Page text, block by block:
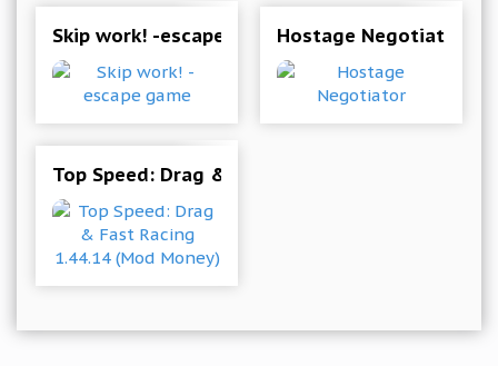
Skip work! -escape gameHostage Negotiator
Top Speed: Drag & Fast Racing 1.44.14 (Mod